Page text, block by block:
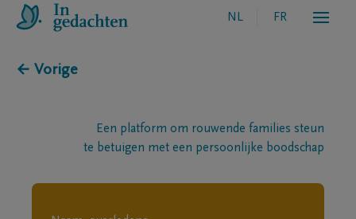
NL FR
← Vorige
Een platform om rouwende families steun
te betuigen met een persoonlijke boodschap